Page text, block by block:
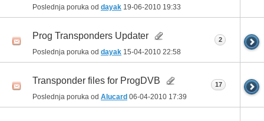
Poslednja poruka od dayak 19-06-2010 19:33
Prog Transponders Updater
Poslednja poruka od dayak 15-04-2010 22:58
2
Transponder files for ProgDVB
Poslednja poruka od Alucard 06-04-2010 17:39
17